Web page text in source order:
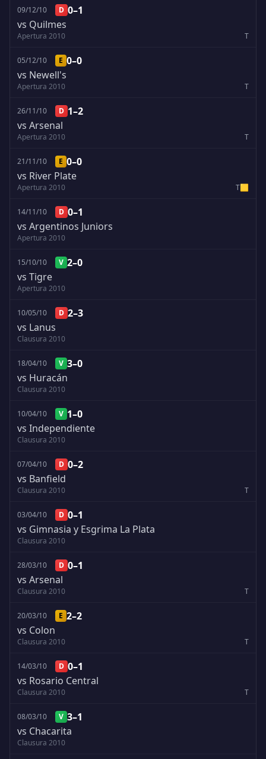
09/12/10 D 0–1
vs Quilmes
Apertura 2010 T
05/12/10 E 0–0
vs Newell's
Apertura 2010 T
26/11/10 D 1–2
vs Arsenal
Apertura 2010 T
21/11/10 E 0–0
vs River Plate
Apertura 2010 T🟨
14/11/10 D 0–1
vs Argentinos Juniors
Apertura 2010
15/10/10 V 2–0
vs Tigre
Apertura 2010
10/05/10 D 2–3
vs Lanus
Clausura 2010
18/04/10 V 3–0
vs Huracán
Clausura 2010
10/04/10 V 1–0
vs Independiente
Clausura 2010
07/04/10 D 0–2
vs Banfield
Clausura 2010 T
03/04/10 D 0–1
vs Gimnasia y Esgrima La Plata
Clausura 2010
28/03/10 D 0–1
vs Arsenal
Clausura 2010 T
20/03/10 E 2–2
vs Colon
Clausura 2010 T
14/03/10 D 0–1
vs Rosario Central
Clausura 2010 T
08/03/10 V 3–1
vs Chacarita
Clausura 2010